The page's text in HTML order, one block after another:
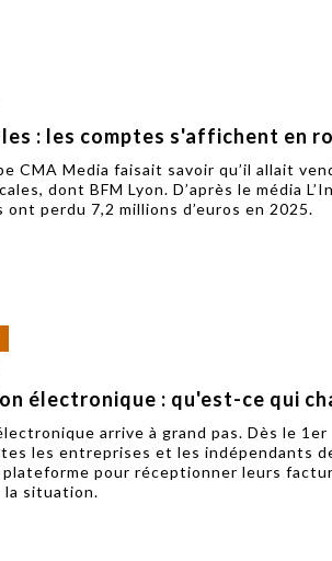
: les comptes s'affichent en
CMA Media faisait savoir qu’il allait
dont BFM Lyon. D’après le média
ont perdu 7,2 millions d’euros en 2025.
électronique : qu'est-ce qui
arrive à grand pas. Dès le 1er
les entreprises et les indépendants
pour réceptionner leurs
situation.